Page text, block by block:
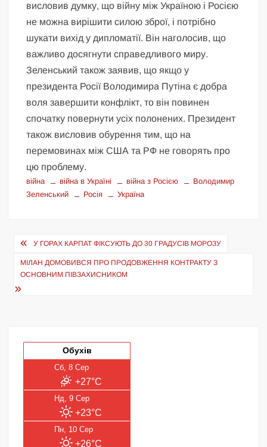
висловив думку, що війну між Україною і Росією
не можна вирішити силою зброї, і потрібно
шукати вихід у дипломатії. Він наголосив, що
важливо досягнути справедливого миру.
Зеленський також заявив, що якщо у
президента Росії Володимира Путіна є добра
воля завершити конфлікт, то він повинен
спочатку повернути усіх полонених. Президент
також висловив обурення тим, що на
перемовинах між США та РФ не говорять про
цю проблему.
війна війна в Україні війна з Росією
Володимир
Зеленський
Росія Україна
Навігація
записів
У ГОРАХ КАРПАТ ФІКСУЮТЬ ДО 30 ГРАДУСІВ МОРОЗУ
МІЛАН ДОМОВИВСЯ ПРО ПРОДОВЖЕННЯ КОНТРАКТУ З
ОСНОВНИМ ПІВЗАХИСНИКОМ
Обухів
Сб, 8 Сер
+27°C
Нд, 9 Сер
+23°C
Пн, 10 Сер
+26°C